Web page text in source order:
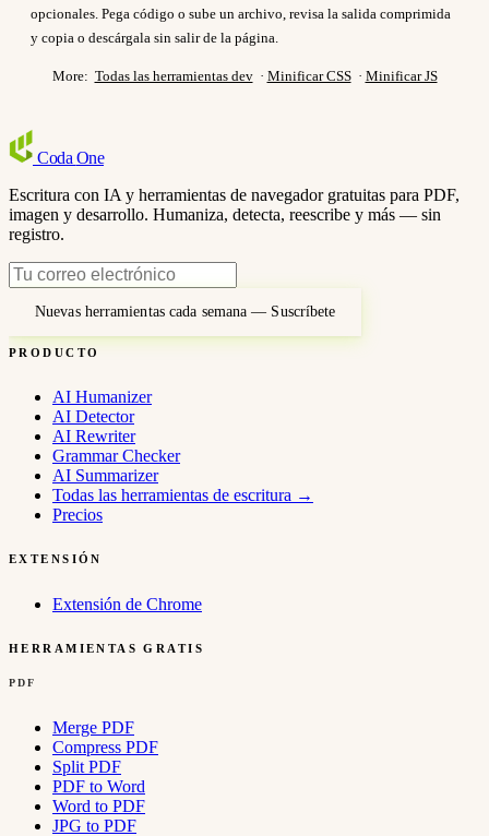
opcionales. Pega código o sube un archivo, revisa la salida comprimida
y copia o descárgala sin salir de la página.
More: Todas las herramientas dev· Minificar CSS· Minificar JS
Coda One
Escritura con IA y herramientas de navegador gratuitas para PDF,
imagen y desarrollo. Humaniza, detecta, reescribe y más — sin
registro.
Nuevas herramientas cada semana — Suscríbete
PRODUCTO
AI Humanizer
AI Detector
AI Rewriter
Grammar Checker
AI Summarizer
Todas las herramientas de escritura →
Precios
EXTENSIÓN
Extensión de Chrome
HERRAMIENTAS GRATIS
PDF
Merge PDF
Compress PDF
Split PDF
PDF to Word
Word to PDF
JPG to PDF